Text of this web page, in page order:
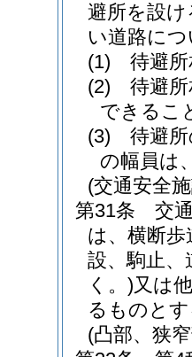
避所を設
い道路に
(1)
待避
(2)
待避
できるこ
(3)
待避
の幅員は
(交通安全
第31条
交
は、横断歩
設、駒止、
く。)又は
るものと
(凸部、狭